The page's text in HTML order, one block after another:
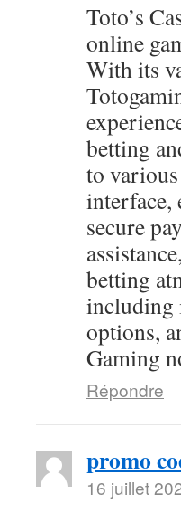
Toto’s
online
With its
betting
to
interface,
secure
betting
including
options,
Gaming
Répondre
promo
16 juillet